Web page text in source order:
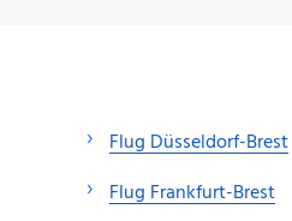
Flug Düsseldorf-Brest
Flug Frankfurt-Brest